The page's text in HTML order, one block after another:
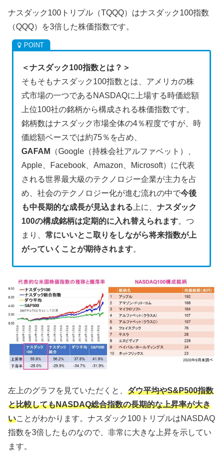
ナスダック100トリプル（TQQQ）はナスダック100指数
（QQQ）を3倍した株価指数です。
＜ナスダック100指数とは？＞
そもそもナスダック100指数とは、アメリカの株
式市場の一つであるNASDAQに上場する時価総額
上位100社の銘柄から構成される株価指数です。
銘柄数はナスダック市場全体の4％程度ですが、時
価総額ベースでは約75％を占め、
GAFAM
（Google（持株会社アルファベット）、
Apple、Facebook、Amazon、Microsoft）に代表
される世界最大級のテクノロジー企業が主力を占
め、社会のテクノロジー化が進む流れの中で今後
も中長期的な成長が見込まれる 上に、ナスダック
100の構成銘柄は定期的に入れ替えられます。つ
まり、常にいいとこ取り をしながら将来指数が上
がっていくことが期待されます。
左上のグラフを見ていただくと、 ダウ平均やS&P500指数
と比較してもNASDAQ総合指数の長期的な上昇率が大き
いことがわかります。ナスダック100トリプルはNASDAQ
指数を3倍したものなので、非常に大きな上昇を示してい
ます。